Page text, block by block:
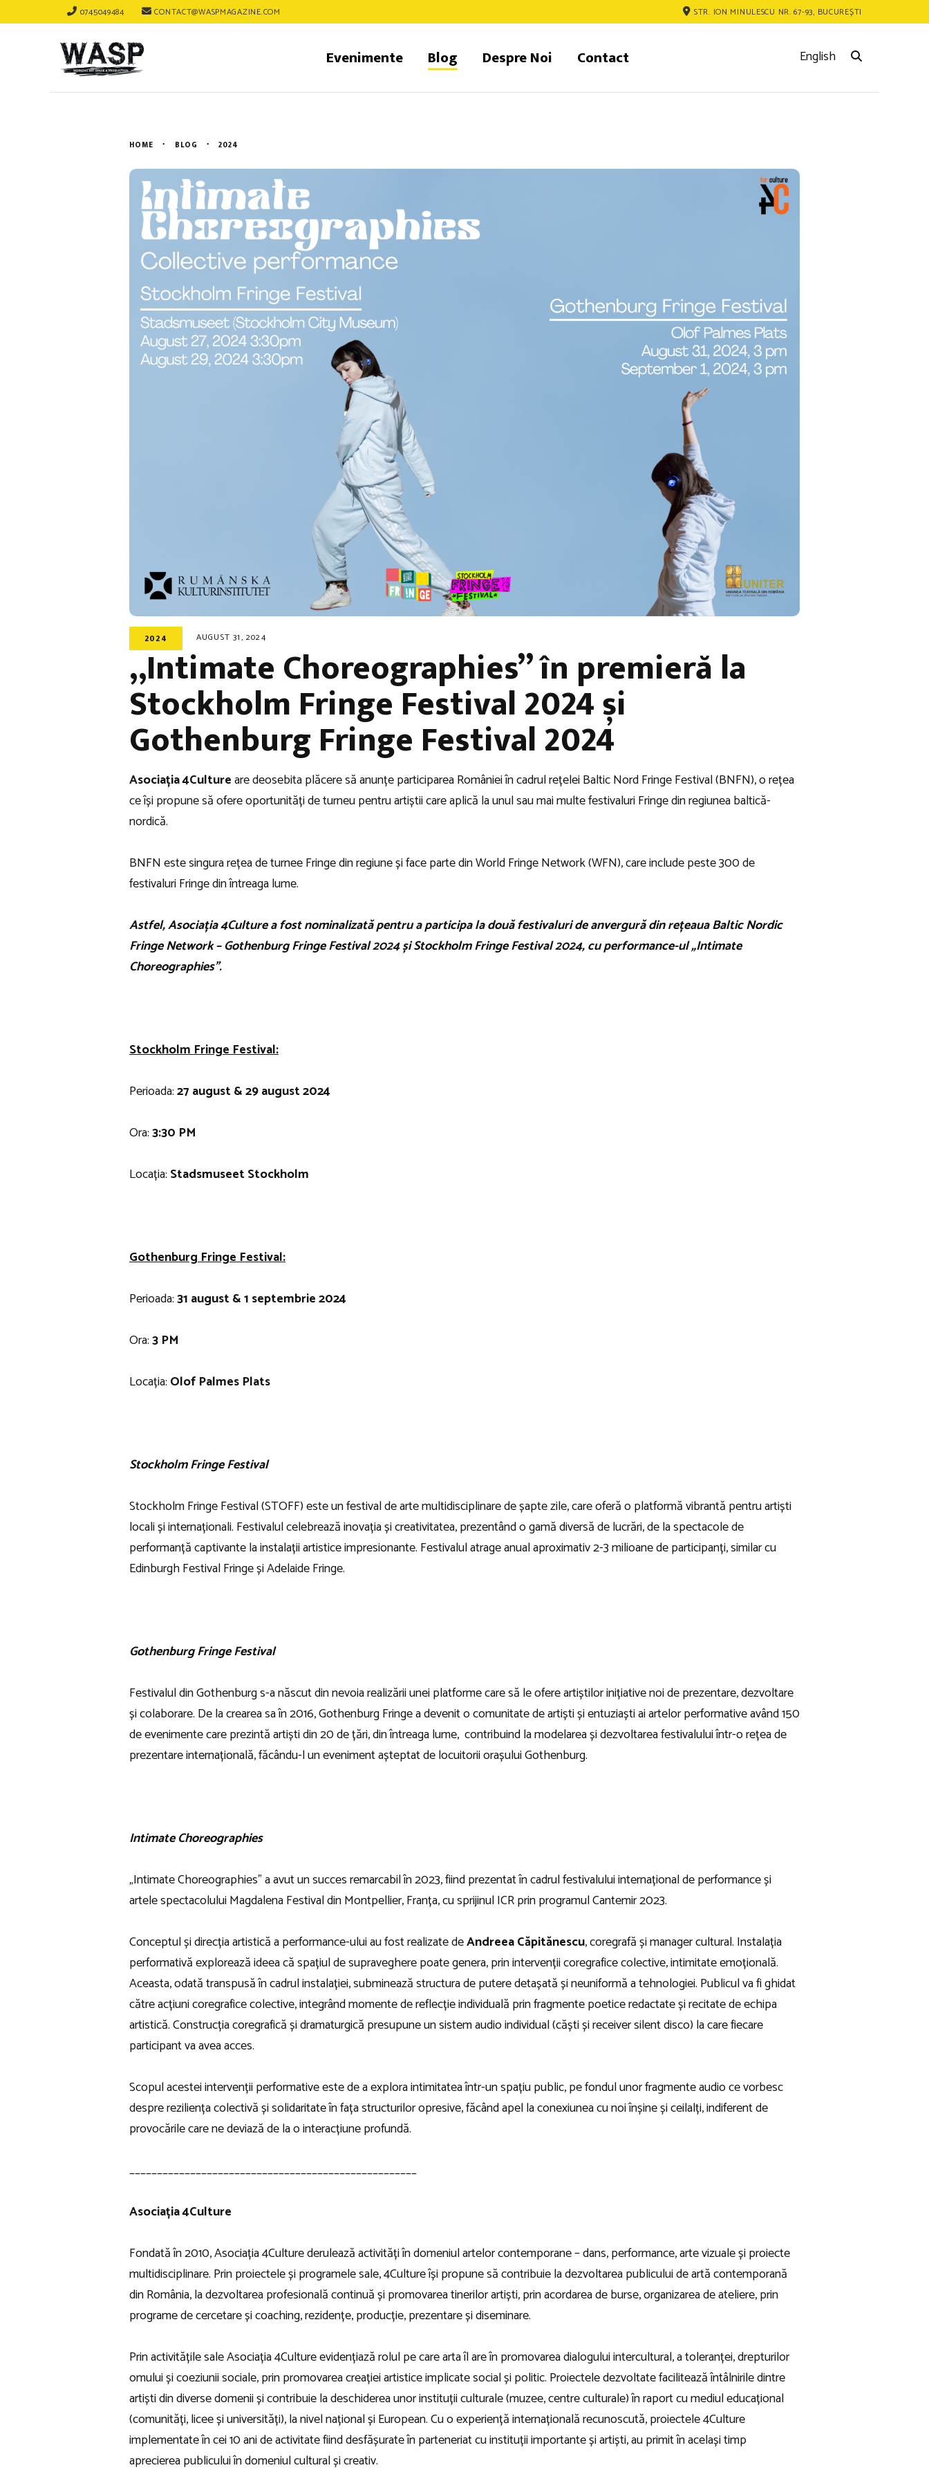
0745049484 CONTACT@WASPMAGAZINE.COM STR. ION MINULESCU NR. 67-93, BUCUREȘTI
Evenimente Blog Despre Noi Contact English
HOME BLOG 2024
2024 AUGUST 31, 2024
„Intimate Choreographies” în premieră la
Stockholm Fringe Festival 2024 și
Gothenburg Fringe Festival 2024
Asociația 4Cultureare deosebita plăcere să anunțe participarea României în cadrul rețelei Baltic Nord Fringe Festival (BNFN), o rețea
ce își propune să ofere oportunități de turneu pentru artiștii care aplică la unul sau mai multe festivaluri Fringe din regiunea baltică-
nordică.
BNFN este singura rețea de turnee Fringe din regiune și face parte din World Fringe Network (WFN), care include peste 300 de
festivaluri Fringe din întreaga lume.
Astfel, Asociația 4Culture a fost nominalizată pentru a participa la două festivaluri de anvergură din rețeaua Baltic Nordic
Fringe Network – Gothenburg Fringe Festival 2024 și Stockholm Fringe Festival 2024, cu performance-ul „Intimate
Choreographies”.
Stockholm Fringe Festival:
Perioada:27 august & 29 august 2024
Ora:3:30 PM
Locația: Stadsmuseet Stockholm
Gothenburg Fringe Festival:
Perioada:31 august & 1 septembrie 2024
Ora:3 PM
Locația: Olof Palmes Plats
Stockholm Fringe Festival
Stockholm Fringe Festival (STOFF)este un festival de arte multidisciplinare de șapte zile, care oferă o platformă vibrantă pentru artiști
locali și internaționali. Festivalul celebrează inovația și creativitatea, prezentând o gamă diversă de lucrări, de la spectacole de
performanță captivante la instalații artistice impresionante. Festivalul atrage anual aproximativ 2-3 milioane de participanți, similar cu
Edinburgh Festival Fringe și Adelaide Fringe.
Gothenburg Fringe Festival
Festivalul din Gothenburg s-a născut din nevoia realizării unei platforme care să le ofere artiștilor inițiative noi de prezentare, dezvoltare
și colaborare. De la crearea sa în 2016, Gothenburg Fringe a devenit o comunitate de artiști și entuziaști ai artelor performative având 150
de evenimente care prezintă artiști din 20 de țări, din întreaga lume, contribuind la modelarea și dezvoltarea festivalului într-o rețea de
prezentare internațională, făcându-l un eveniment așteptat de locuitorii orașului Gothenburg.
Intimate Choreographies
„Intimate Choreographies” a avut un succes remarcabil în 2023, fiind prezentat în cadrul festivalului internațional de performance și
artele spectacolului Magdalena Festival din Montpellier, Franța, cu sprijinul ICR prin programul Cantemir 2023.
Conceptul și direcția artistică a performance-ului au fost realizate deAndreea Căpitănescu, coregrafă și manager cultural. Instalația
performativă explorează ideea că spațiul de supraveghere poate genera, prin intervenții coregrafice colective, intimitate emoțională.
Aceasta, odată transpusă în cadrul instalației, subminează structura de putere detașată și neuniformă a tehnologiei. Publicul va fi ghidat
către acțiuni coregrafice colective, integrând momente de reflecție individuală prin fragmente poetice redactate și recitate de echipa
artistică. Construcția coregrafică și dramaturgică presupune un sistem audio individual (căști și receiver silent disco) la care fiecare
participant va avea acces.
Scopul acestei intervenții performative este de a explora intimitatea într-un spațiu public, pe fondul unor fragmente audio ce vorbesc
despre reziliența colectivă și solidaritate în fața structurilor opresive, făcând apel la conexiunea cu noi înșine și ceilalți, indiferent de
provocările care ne deviază de la o interacțiune profundă.
____________________________________________________
Asociația 4Culture
Fondată în 2010, Asociația 4Culture derulează activități în domeniul artelor contemporane – dans, performance, arte vizuale și proiecte
multidisciplinare. Prin proiectele și programele sale, 4Culture își propune să contribuie la dezvoltarea publicului de artă contemporană
din România, la dezvoltarea profesională continuă și promovarea tinerilor artiști, prin acordarea de burse, organizarea de ateliere, prin
programe de cercetare și coaching, rezidențe, producție, prezentare și diseminare.
Prin activitățile sale Asociația 4Culture evidențiază rolul pe care arta îl are în promovarea dialogului intercultural, a toleranței, drepturilor
omului și coeziunii sociale, prin promovarea creației artistice implicate social și politic. Proiectele dezvoltate facilitează întâlnirile dintre
artiști din diverse domenii și contribuie la deschiderea unor instituții culturale (muzee, centre culturale) în raport cu mediul educațional
(comunități, licee și universități), la nivel național și European. Cu o experiență internațională recunoscută, proiectele 4Culture
implementate în cei 10 ani de activitate fiind desfășurate în parteneriat cu instituții importante și artiști, au primit în același timp
aprecierea publicului în domeniul cultural și creativ.